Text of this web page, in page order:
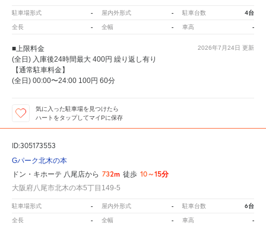
駐車場形式 - 屋内外形式 - 駐車台数 4台
全長 - 全幅 - 車高 -
2026年7月24日 更新
■上限料金
(全日) 入庫後24時間最大 400円 繰り返し有り
【通常駐車料金】
(全日) 00:00〜24:00 100円 60分
気に入った駐車場を見つけたら
ハートをタップしてマイPに保存
ID:305173553
Gパーク北木の本
ドン・キホーテ 八尾店から 732m 徒歩 10～15分
大阪府八尾市北木の本5丁目149-5
駐車場形式 - 屋内外形式 - 駐車台数 6台
全長 - 全幅 - 車高 -